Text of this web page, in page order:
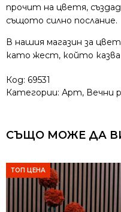
прочит на цветя,
същото силно послание.
В нашия магазин за
като жест, който
Код: 69531
Категории: Арт, Вечни
СЪЩО МОЖЕ ДА
ТОП ЦЕНА